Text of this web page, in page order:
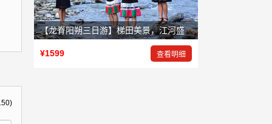
【龙脊阳朔三日游】梯田美景，江河盛景，岩洞奇景
查看明细
¥1599